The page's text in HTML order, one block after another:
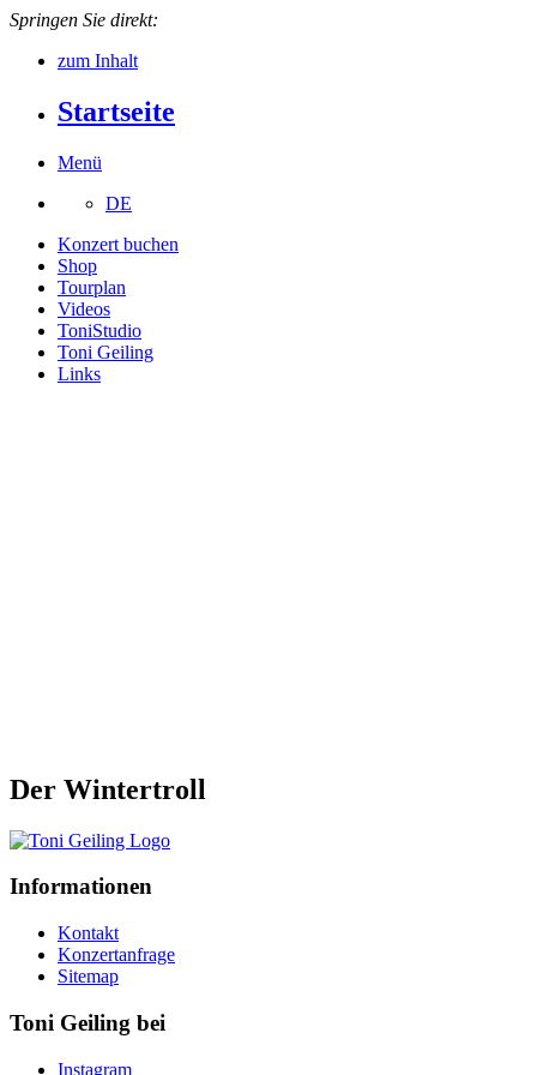
Springen Sie direkt:
zum Inhalt
Startseite
Menü
DE
Konzert buchen
Shop
Tourplan
Videos
ToniStudio
Toni Geiling
Links
Der Wintertroll
Informationen
Kontakt
Konzertanfrage
Sitemap
Toni Geiling bei
Instagram